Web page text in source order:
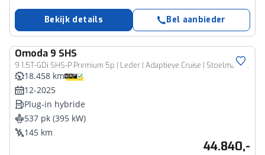
Bekijk details Bel aanbieder
Omoda 9 SHS
9 1.5T-GDi SHS-P Premium 5p | Leder | Adaptieve Cruise | Stoelmasssage
18.458 km
12-2025
Plug-in hybride
537 pk (395 kW)
145 km
44.840,-